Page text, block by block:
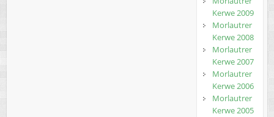
Kerwe 2009
Morlautrer
Kerwe 2008
Morlautrer
Kerwe 2007
Morlautrer
Kerwe 2006
Morlautrer
Kerwe 2005